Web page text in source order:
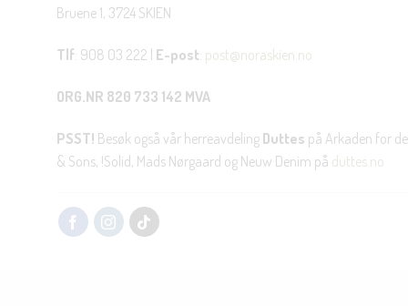
Bruene 1, 3724 SKIEN
Tlf: 908 03 222 | E-post: post@noraskien.no
ORG.NR 820 733 142 MVA
PSST! Besøk også vår herreavdeling Duttes på Arkaden for
& Sons, !Solid, Mads Nørgaard og Neuw Denim på duttes.no